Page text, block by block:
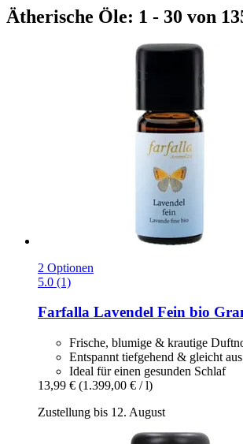
Ätherische Öle: 1 - 30 von
2 Optionen
5.0 (1)
Farfalla Lavendel Fein bio
Frische, blumige & krautige
Entspannt tiefgehend & gleicht aus
Ideal für einen gesunden Schlaf
13,99 € (1.399,00 € / l)
Zustellung bis 12. August